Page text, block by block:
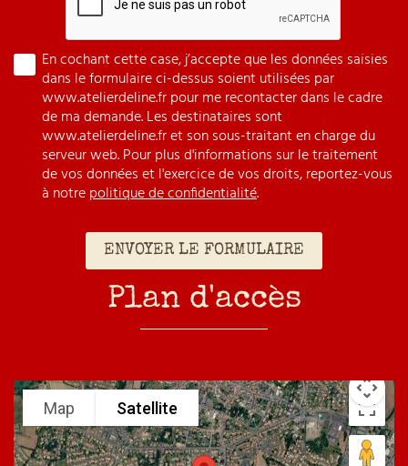
En cochant cette case, j’accepte que les données saisies
dans le formulaire ci-dessus soient utilisées par
www.atelierdeline.fr pour me recontacter dans le cadre
de ma demande. Les destinataires sont
www.atelierdeline.fr et son sous-traitant en charge du
serveur web. Pour plus d'informations sur le traitement
de vos données et l'exercice de vos droits, reportez-vous
à notrepolitique de confidentialité.
Plan d'accès
Map Satellite